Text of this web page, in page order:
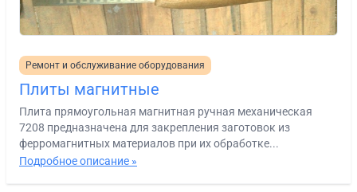
Ремонт и обслуживание оборудования
Плиты магнитные
Плита прямоугольная магнитная ручная механическая
7208 предназначена для закрепления заготовок из
ферромагнитных материалов при их обработке...
Подробное описание »